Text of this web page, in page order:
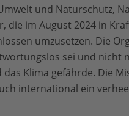
und Naturschutz,
die im August 2024 in
umzusetzen. Die
sei und nicht
Klima gefährde. Die
international ein